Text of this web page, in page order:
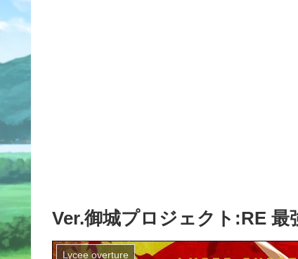
Ver.御城プロジェクト:RE 最
Lycee overture